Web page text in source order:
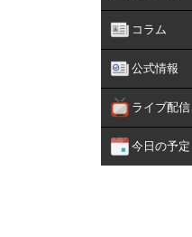
コラム
公式情報
ライブ配信
今日の予定